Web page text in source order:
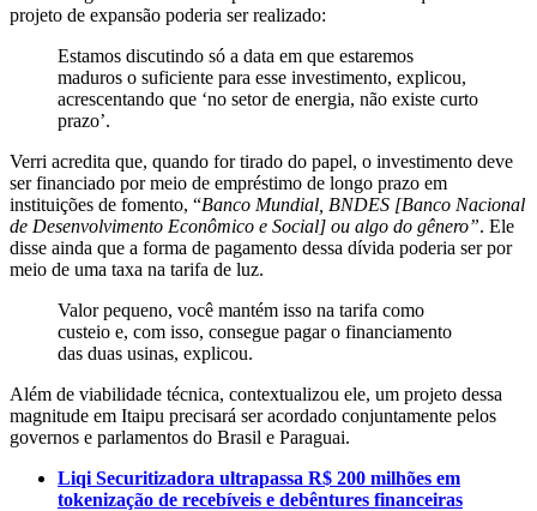
projeto de expansão poderia ser realizado:
Estamos discutindo só a data em que estaremos
maduros o suficiente para esse investimento, explicou,
acrescentando que ‘no setor de energia, não existe curto
prazo’.
Verri acredita que, quando for tirado do papel, o investimento deve
ser financiado por meio de empréstimo de longo prazo em
instituições de fomento, “Banco Mundial, BNDES [Banco Nacional
de Desenvolvimento Econômico e Social] ou algo do gênero”. Ele
disse ainda que a forma de pagamento dessa dívida poderia ser por
meio de uma taxa na tarifa de luz.
Valor pequeno, você mantém isso na tarifa como
custeio e, com isso, consegue pagar o financiamento
das duas usinas, explicou.
Além de viabilidade técnica, contextualizou ele, um projeto dessa
magnitude em Itaipu precisará ser acordado conjuntamente pelos
governos e parlamentos do Brasil e Paraguai.
Liqi Securitizadora ultrapassa R$ 200 milhões em
tokenização de recebíveis e debêntures financeiras